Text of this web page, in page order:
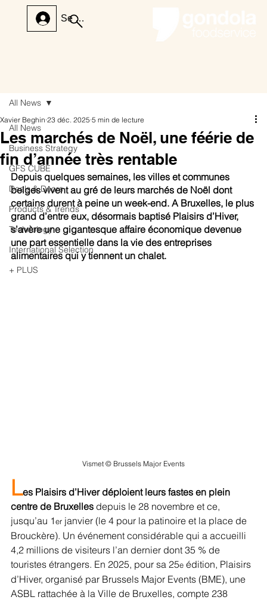
Se connecter
All News
Business Strategy
GFS CUBE
Deals & Doors
Products & Trends
Technology
International Selection
+ PLUS
All News
Les marchés de Noël, une féérie de
fin d’année très rentable
Xavier Beghin 23 déc. 2025 5 min de lecture
Depuis quelques semaines, les villes et communes
belges vivent au gré de leurs marchés de Noël dont
certains durent à peine un week-end. A Bruxelles, le plus
grand d’entre eux, désormais baptisé Plaisirs d’Hiver,
s’avère une gigantesque affaire économique devenue
une part essentielle dans la vie des entreprises
alimentaires qui y tiennent un chalet.
Vismet © Brussels Major Events
Les Plaisirs d’Hiver déploient leurs fastes en plein
centre de Bruxelles depuis le 28 novembre et ce,
jusqu’au 1er janvier (le 4 pour la patinoire et la place de
Brouckère). Un événement considérable qui a accueilli
4,2 millions de visiteurs l’an dernier dont 35 % de
touristes étrangers. En 2025, pour sa 25e édition, Plaisirs
d’Hiver, organisé par Brussels Major Events (BME), une
ASBL rattachée à la Ville de Bruxelles, compte 238